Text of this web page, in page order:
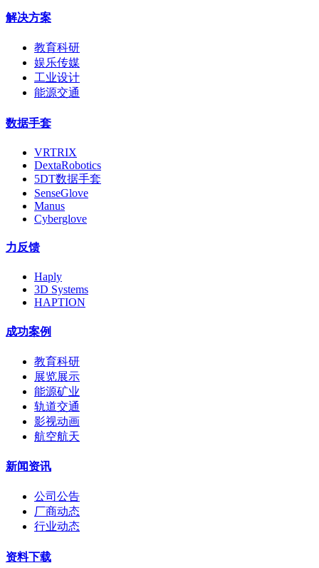
解决方案
教育科研
娱乐传媒
工业设计
能源交通
数据手套
VRTRIX
DextaRobotics
5DT数据手套
SenseGlove
Manus
Cyberglove
力反馈
Haply
3D Systems
HAPTION
成功案例
教育科研
展览展示
能源矿业
轨道交通
影视动画
航空航天
新闻资讯
公司公告
厂商动态
行业动态
资料下载